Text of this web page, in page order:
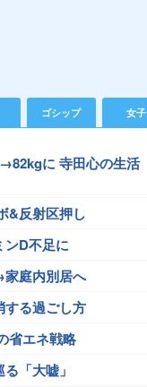
ゴシップ 女子
に 寺田心の生活
&反射区押し
ンD不足に
庭内別居へ
する過ごし方
省エネ戦略
「大嘘」